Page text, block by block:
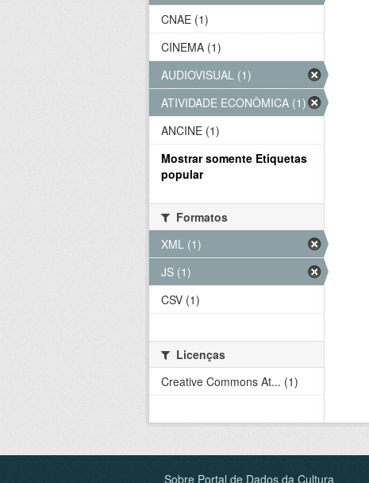
CNAE (1)
CINEMA (1)
AUDIOVISUAL (1)
ATIVIDADE ECONÔMICA (1)
ANCINE (1)
Mostrar somente Etiquetas
popular
Formatos
XML (1)
JS (1)
CSV (1)
Licenças
Creative Commons At... (1)
Sobre Portal de Dados da Cultura